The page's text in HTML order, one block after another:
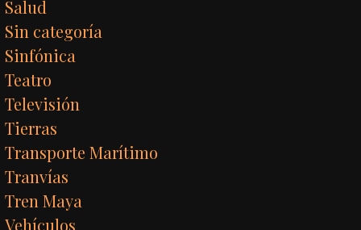
Salud
Sin categoría
Sinfónica
Teatro
Televisión
Tierras
Transporte Marítimo
Tranvías
Tren Maya
Vehículos